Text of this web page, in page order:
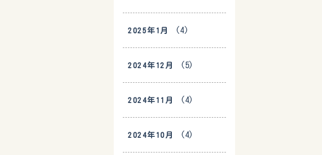
2025年1月 (4)
2024年12月 (5)
2024年11月 (4)
2024年10月 (4)